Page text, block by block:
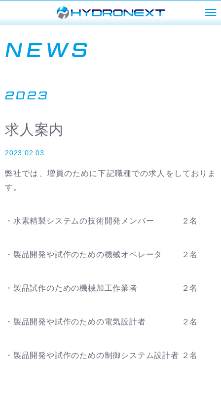
NEWS
2023
求人案内
2023.02.03
弊社では、増員のために下記職種での求人をしておりま
す。
・水素精製システムの技術開発メンバー ２名
・製品開発や試作のための機械オペレータ ２名
・製品試作のための機械加工作業者 ２名
・製品開発や試作のための電気設計者 ２名
・製品開発や試作のための制御システム設計者 ２名